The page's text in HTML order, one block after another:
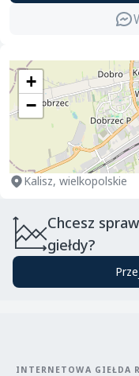
+
−
Kalisz, wielkopolskie
Chcesz
giełdy?
INTERNETOWA GIEŁDA